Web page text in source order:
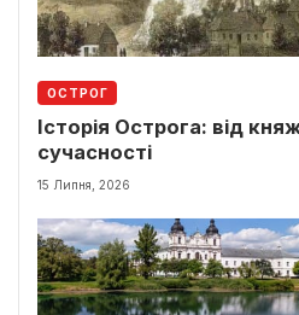
ОСТРОГ
Історія Острога: від
сучасності
15 Липня, 2026